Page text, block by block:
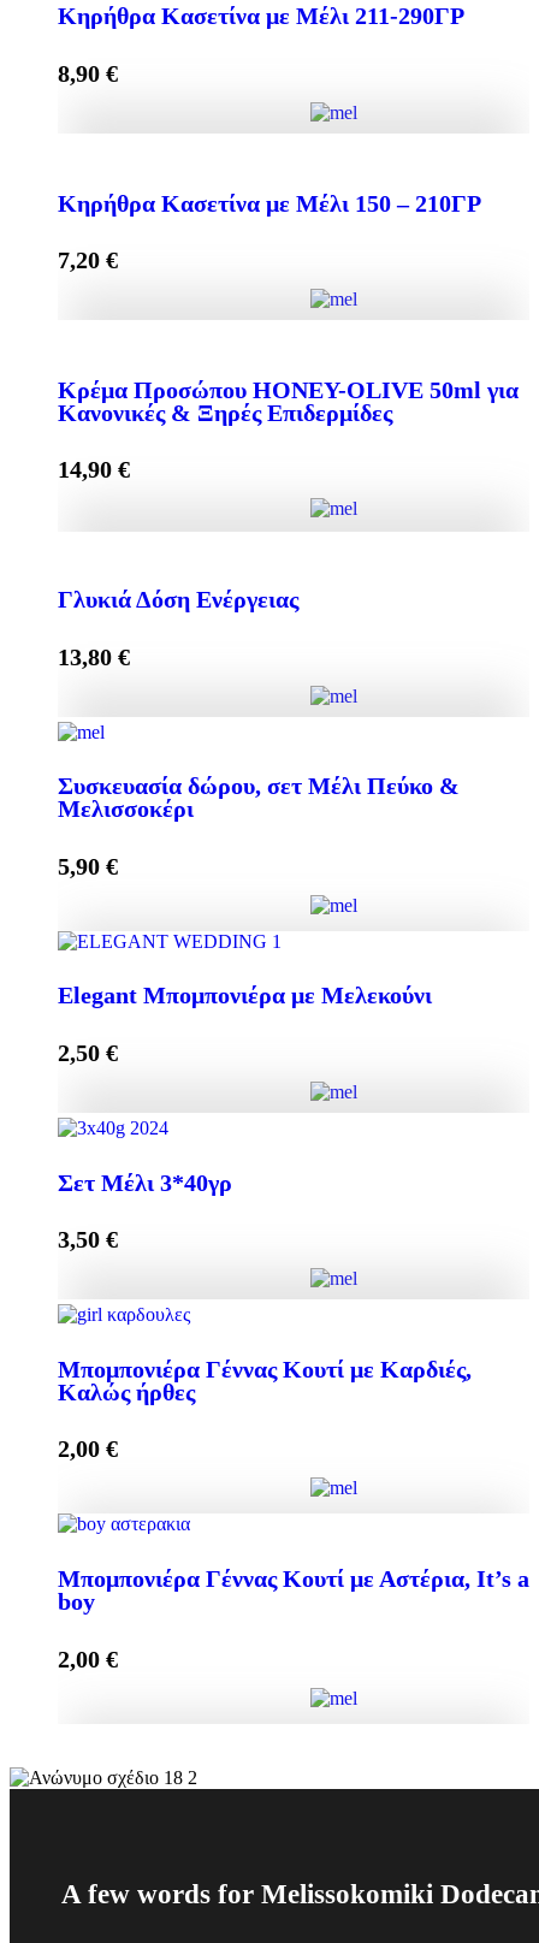
Κηρήθρα Κασετίνα με Μέλι 211-290ΓΡ
8,90 €
Κηρήθρα Κασετίνα με Μέλι 150 – 210ΓΡ
7,20 €
Κρέμα Προσώπου HONEY-OLIVE 50ml για
Κανονικές & Ξηρές Επιδερμίδες
14,90 €
Κανονικές & Ξηρές Επιδερμίδες quantity
Add to cart
Γλυκιά Δόση Ενέργειας
13,80 €
Συσκευασία δώρου, σετ Μέλι Πεύκο &
Μελισσοκέρι
5,90 €
Συσκευασία δώρου, σετ Μέλι Πεύκο & Μελισσοκέρι
quantity
Add to cart
Elegant Μπομπονιέρα με Μελεκούνι
2,50 €
Σετ Μέλι 3*40γρ
3,50 €
Μπομπονιέρα Γέννας Κουτί με Καρδιές,
Καλώς ήρθες
2,00 €
Μπομπονιέρα Γέννας Κουτί με Καρδιές, Καλώς ήρθες
quantity
Μπομπονιέρα Γέννας Κουτί με Αστέρια, It’s a
boy
2,00 €
Μπομπονιέρα Γέννας Κουτί με Αστέρια, It's a boy
A few words for Melissokomiki